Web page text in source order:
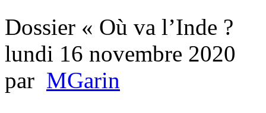
Dossier « Où va l’Inde ?
lundi 16 novembre 2020
par MGarin